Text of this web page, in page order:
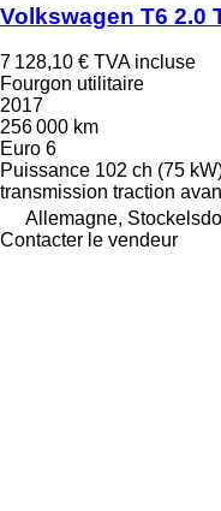
Volkswagen T6 2.0
7 128,10 € TVA incluse
Fourgon utilitaire
2017
256 000 km
Euro 6
Puissance 102 ch (75
transmission traction
Allemagne,
Contacter le vendeur